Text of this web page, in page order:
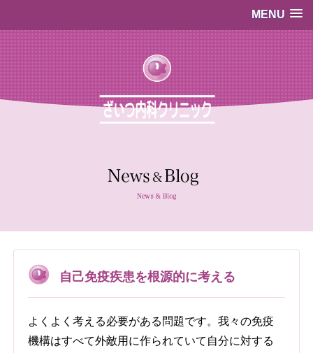
MENU
自己免疫疾患を根源的に考える
よくよく考える必要がある問題です。我々の免疫
機構はすべて外敵用に作られていて自分に対する